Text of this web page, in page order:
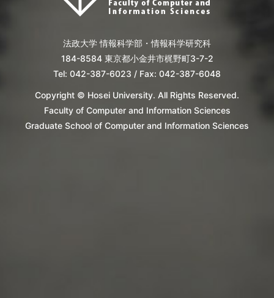
法政大学 情報科学部・情報科学研究科
184-8584 東京都小金井市梶野町3-7-2
Tel: 042-387-6023 / Fax: 042-387-6048
Copyright © Hosei University. All Rights Reserved.
Faculty of Computer and Information Sciences
Graduate School of Computer and Information Sciences